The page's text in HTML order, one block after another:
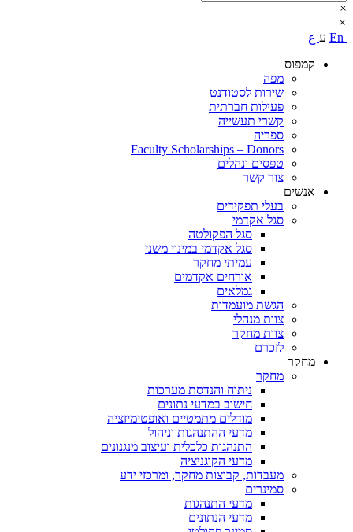
×
×
ע ع
קמפוס
מפה
שירות לסטודנט
פעילות חברתית
קשרי תעשייה
ספריה
Faculty Scholarships – Donors
טפסים ונהלים
צור קשר
אנשים
בעלי תפקידים
סגל אקדמי
סגל הפקולטה
סגל אקדמי במינוי משני
עמיתי מחקר
אורחים אקדמים
גמלאים
הגשת מועמדות
צוות מנהלי
צוות מחקר
לזכרם
מחקר
מחקר
ניתוח והנדסת מערכות
חישוב במדעי נתונים
מודלים מתמטיים ואופטימיזציה
מדעי ההתנהגות וניהול
התנהגות כלכלית ועיצוב מנגנונים
מדעי הקוגניציה
מעבדות, קבוצות מחקר, ומרכזי ידע
סמינרים
מדעי התנהגות
מדעי הנתונים